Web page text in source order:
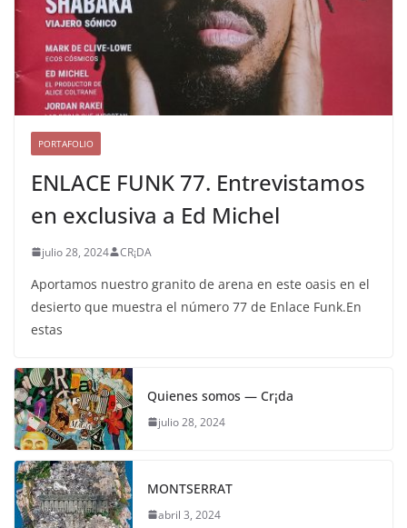
PORTAFOLIO
ENLACE FUNK 77. Entrevistamos
en exclusiva a Ed Michel
julio 28, 2024 CR¡DA
Aportamos nuestro granito de arena en este oasis en el
desierto que muestra el número 77 de Enlace Funk.En
estas
Quienes somos — Cr¡da
julio 28, 2024
MONTSERRAT
abril 3, 2024